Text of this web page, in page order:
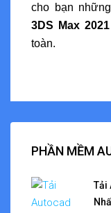
cho bạn
3DS Max 2021
toàn.
PHẦN MỀM
Tải